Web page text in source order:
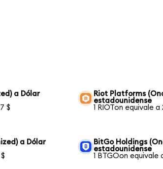
a Dólar
$
Riot Platforms
estadounidense
1 RIOTon equivale a
a Dólar
BitGo Holdings
estadounidense
1 BTGOon equivale